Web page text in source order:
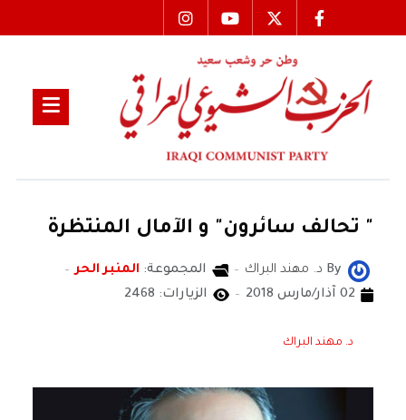
" تحالف سائرون" و الآمال المنتظرة
By د. مهند البراك المجموعة: المنبر الحر
02 آذار/مارس 2018
الزيارات: 2468
د. مهند البراك